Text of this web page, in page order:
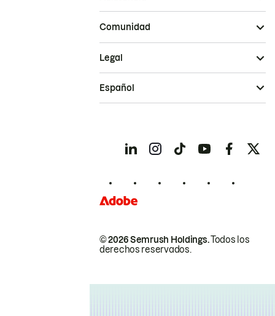
Comunidad
© 2026 Semrush Holdings.Todos los
derechos reservados.
Legal
Español